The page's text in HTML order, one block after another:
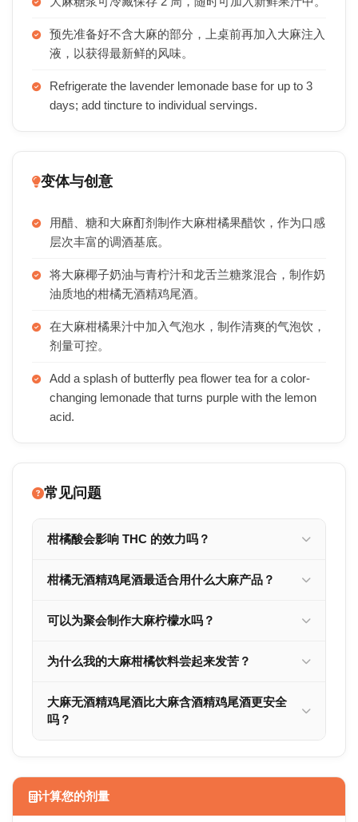
预先准备好不含大麻的部分，上桌前再加入大麻注入
液，以获得最新鲜的风味。
Refrigerate the lavender lemonade base for up to 3
days; add tincture to individual servings.
变体与创意
用醋、糖和大麻酊剂制作大麻柑橘果醋饮，作为口感
层次丰富的调酒基底。
将大麻椰子奶油与青柠汁和龙舌兰糖浆混合，制作奶
油质地的柑橘无酒精鸡尾酒。
在大麻柑橘果汁中加入气泡水，制作清爽的气泡饮，
剂量可控。
Add a splash of butterfly pea flower tea for a color-
changing lemonade that turns purple with the lemon
acid.
常见问题
柑橘酸会影响 THC 的效力吗？
柑橘无酒精鸡尾酒最适合用什么大麻产品？
可以为聚会制作大麻柠檬水吗？
为什么我的大麻柑橘饮料尝起来发苦？
大麻无酒精鸡尾酒比大麻含酒精鸡尾酒更安全
吗？
计算您的剂量